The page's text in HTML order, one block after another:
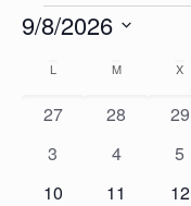
Eventos
9/8/2026
Calendario
Eventos
L MMARTES X
0
27
0
28
0
29
0
3
0
4
0
5
0
10
0
11
0
12